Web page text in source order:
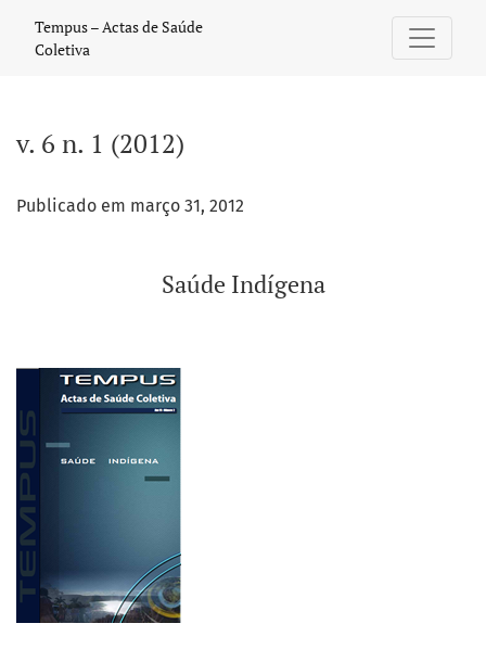
Tempus – Actas de Saúde
Coletiva
v. 6 n. 1 (2012)
Publicado em março 31, 2012
Saúde Indígena